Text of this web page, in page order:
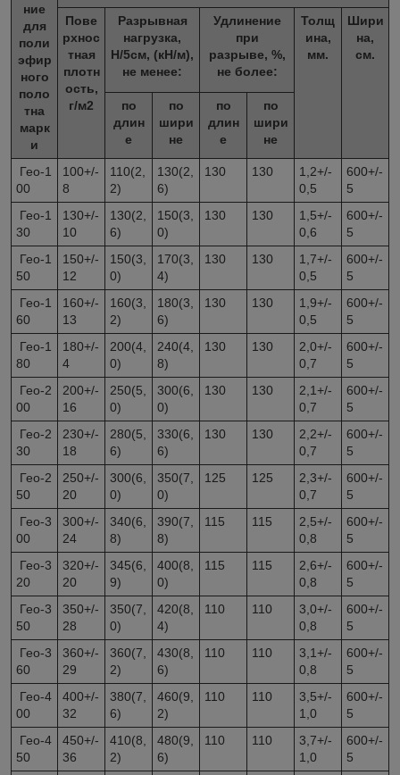
ние
для
поли
эфир
ного
поло
тна
марк
и
Пове
рхнос
тная
плотн
ость,
г/м2
Разрывная
нагрузка,
Н/5см, (кН/м),
не менее:
Удлинение
при
разрыве, %,
не более:
Толщ
ина,
мм.
Шири
на,
см.
по
длин
е
по
шири
не
по
длин
е
по
шири
не
Гео-1
00
100+/-
8
110(2,
2)
130(2,
6)
130 130
1,2+/-
0,5
600+/-
5
Гео-1
30
130+/-
10
130(2,
6)
150(3,
0)
130 130
1,5+/-
0,6
600+/-
5
Гео-1
50
150+/-
12
150(3,
0)
170(3,
4)
130 130
1,7+/-
0,5
600+/-
5
Гео-1
60
160+/-
13
160(3,
2)
180(3,
6)
130 130
1,9+/-
0,5
600+/-
5
Гео-1
80
180+/-
4
200(4,
0)
240(4,
8)
130 130
2,0+/-
0,7
600+/-
5
Гео-2
00
200+/-
16
250(5,
0)
300(6,
0)
130 130
2,1+/-
0,7
600+/-
5
Гео-2
30
230+/-
18
280(5,
6)
330(6,
6)
130 130
2,2+/-
0,7
600+/-
5
Гео-2
50
250+/-
20
300(6,
0)
350(7,
0)
125 125
2,3+/-
0,7
600+/-
5
Гео-3
00
300+/-
24
340(6,
8)
390(7,
8)
115 115
2,5+/-
0,8
600+/-
5
Гео-3
20
320+/-
20
345(6,
9)
400(8,
0)
115 115
2,6+/-
0,8
600+/-
5
Гео-3
50
350+/-
28
350(7,
0)
420(8,
4)
110 110
3,0+/-
0,8
600+/-
5
Гео-3
60
360+/-
29
360(7,
2)
430(8,
6)
110 110
3,1+/-
0,8
600+/-
5
Гео-4
00
400+/-
32
380(7,
6)
460(9,
2)
110 110
3,5+/-
1,0
600+/-
5
Гео-4
50
450+/-
36
410(8,
2)
480(9,
6)
110 110
3,7+/-
1,0
600+/-
5